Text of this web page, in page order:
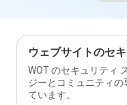
ウェブサイトのセ
WOT のセキュリティ
ジーとコミュニティ
ています。
価し
ます
か？